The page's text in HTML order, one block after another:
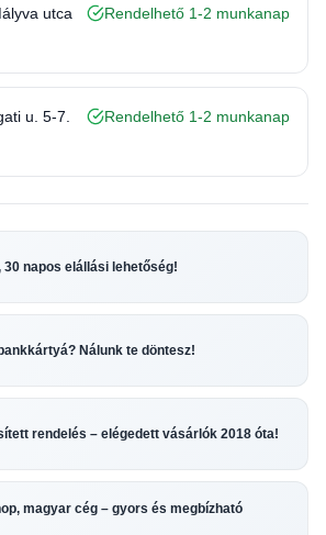
utca
Rendelhető 1-2 munkanap
u. 5-7.
Rendelhető 1-2 munkanap
30 napos elállási lehetőség!
Nálunk te döntesz!
rendelés – elégedett vásárlók 2018 óta!
magyar cég – gyors és megbízható